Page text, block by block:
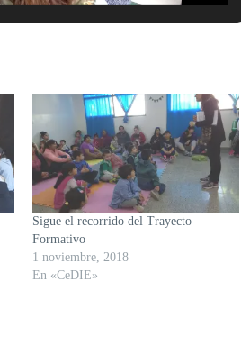
Sigue el recorrido del Trayecto
Formativo
1 noviembre, 2018
En «CeDIE»